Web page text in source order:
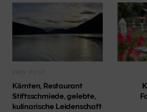
Kärnten, Restaurant
Stiftsschmiede, gelebte,
kulinarische Leidenschaft